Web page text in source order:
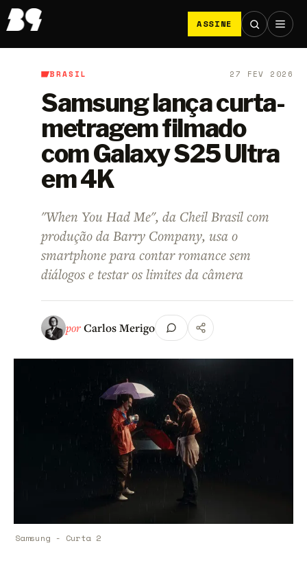
ASSINE
B9/Brasil
BRASIL 27 FEV 2026
Samsung lança curta-
metragem filmado
com Galaxy S25 Ultra
em 4K
"When You Had Me", da Cheil Brasil com
produção da Barry Company, usa o
smartphone para contar romance sem
diálogos e testar os limites da câmera
porCarlos Merigo
Samsung - Curta 2